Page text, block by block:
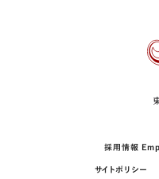
採用情報
サイトポリシー